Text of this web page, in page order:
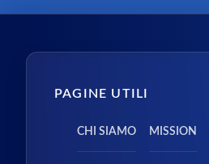
PAGINE UTILI
CHI SIAMO MISSION